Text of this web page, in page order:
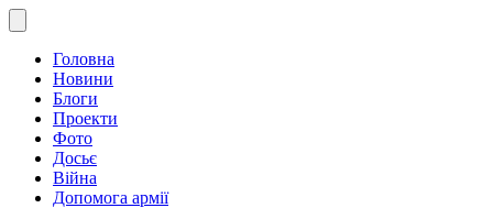
Головна
Новини
Блоги
Проекти
Фото
Досьє
Війна
Допомога армії